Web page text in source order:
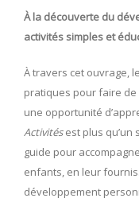
À la découverte du
activités simples et
À travers cet ouvrage,
pratiques pour faire
une opportunité
Activitésest plus qu’un
guide pour
enfants, en leur
développement